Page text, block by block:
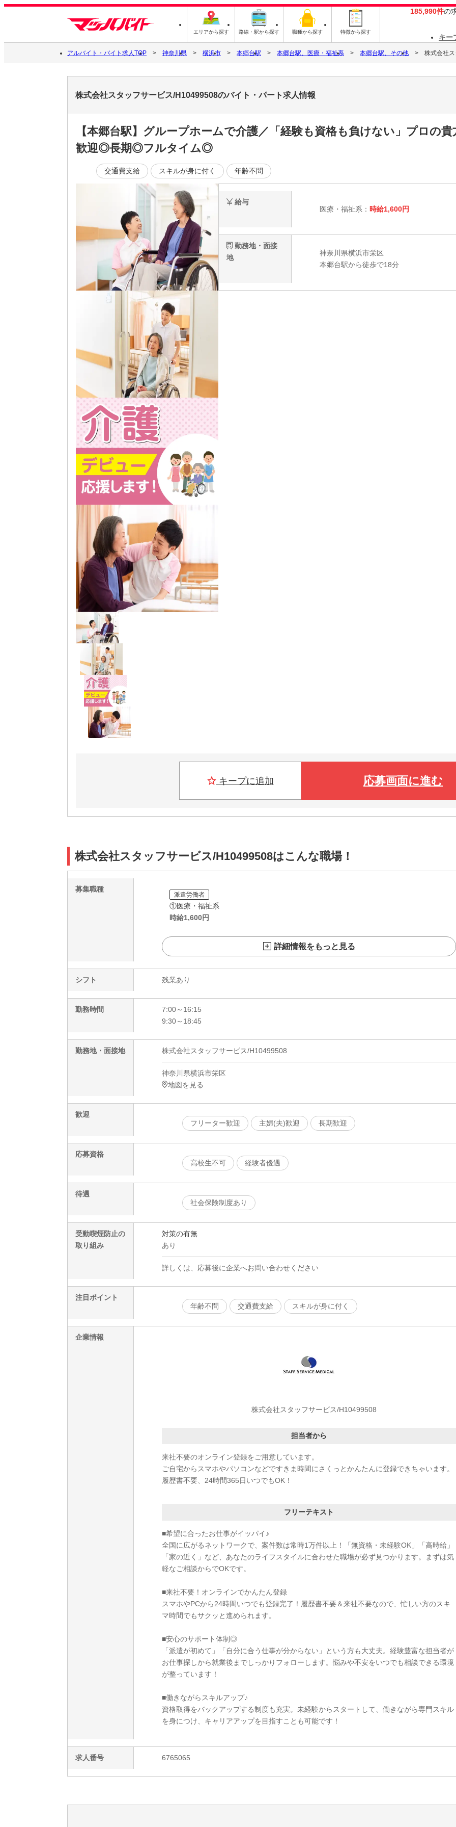
エリアから探す 路線・駅から探す 職種から探す 特徴から探す
185,990件の
キー
アルバイト・バイト求人TOP 神奈川県 横浜市 本郷台駅 本郷台駅、医療・福祉系 本郷台駅、その他 株式会社
株式会社スタッフサービス/H10499508のバイト・パート求人情報
【本郷台駅】グループホームで介護／「経験も資格も負けない」プロの
歓迎◎長期◎フルタイム◎
交通費支給 スキルが身に付く 年齢不問
給与
医療・福祉系： 時給1,600円
勤務地・面接
地
神奈川県横浜市栄区
本郷台駅から徒歩で18分
キープに追加 応募画面に進む
株式会社スタッフサービス/H10499508はこんな職場！
募集職種
派遣労働者
①医療・福祉系
時給1,600円
詳細情報をもっと見る
シフト 残業あり
勤務時間
7:00～16:15
9:30～18:45
勤務地・面接地 株式会社スタッフサービス/H10499508
神奈川県横浜市栄区
地図を見る
歓迎
フリーター歓迎
主婦(夫)歓迎 長期歓迎
応募資格
高校生不可
経験者優遇
待遇
社会保険制度あり
受動喫煙防止の
取り組み
対策の有無
あり
詳しくは、応募後に企業へお問い合わせください
注目ポイント
年齢不問
交通費支給 スキルが身に付く
企業情報
株式会社スタッフサービス/H10499508
担当者から
来社不要のオンライン登録をご用意しています。
ご自宅からスマホやパソコンなどですきま時間にさくっとかんたんに登録できちゃいます。
履歴書不要、24時間365日いつでもOK！
フリーテキスト
■希望に合ったお仕事がイッパイ♪
全国に広がるネットワークで、案件数は常時1万件以上！「無資格・未経験OK」「高時給」
「家の近く」など、あなたのライフスタイルに合わせた職場が必ず見つかります。まずは気
軽なご相談からでOKです。
■来社不要！オンラインでかんたん登録
スマホやPCから24時間いつでも登録完了！履歴書不要＆来社不要なので、忙しい方のスキ
マ時間でもサクッと進められます。
■安心のサポート体制◎
「派遣が初めて」「自分に合う仕事が分からない」という方も大丈夫。経験豊富な担当者が
お仕事探しから就業後までしっかりフォローします。悩みや不安をいつでも相談できる環境
が整っています！
■働きながらスキルアップ♪
資格取得をバックアップする制度も充実。未経験からスタートして、働きながら専門スキル
を身につけ、キャリアアップを目指すことも可能です！
求人番号 6765065